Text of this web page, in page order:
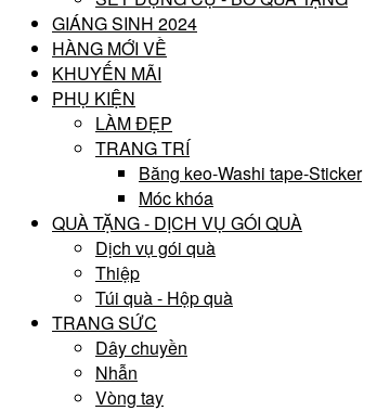
GIÁNG SINH 2024
HÀNG MỚI VỀ
KHUYẾN MÃI
PHỤ KIỆN
LÀM ĐẸP
TRANG TRÍ
Băng keo-Washi tape-Sticker
Móc khóa
QUÀ TẶNG - DỊCH VỤ GÓI QUÀ
Dịch vụ gói quà
Thiệp
Túi quà - Hộp quà
TRANG SỨC
Dây chuyền
Nhẫn
Vòng tay